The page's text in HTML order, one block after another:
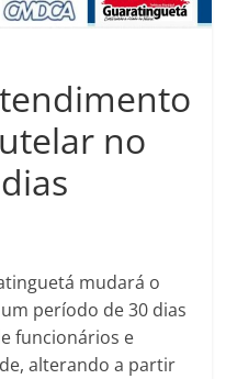
no
mudará o
período de 30 dias
funcionários e
alterando a partir